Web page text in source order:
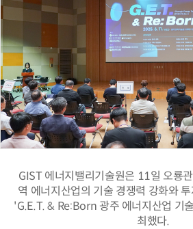
GIST 에너지밸리기술원은 11일 오룡
역 에너지산업의 기술 경쟁력 강화와
'G.E.T. & Re:Born 광주 에너지산업 기
최했다.